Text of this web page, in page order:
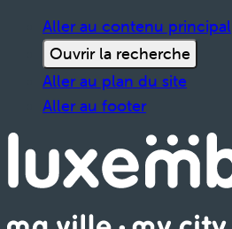
Aller au contenu principal
Ouvrir la recherche
Aller au plan du site
Aller au footer